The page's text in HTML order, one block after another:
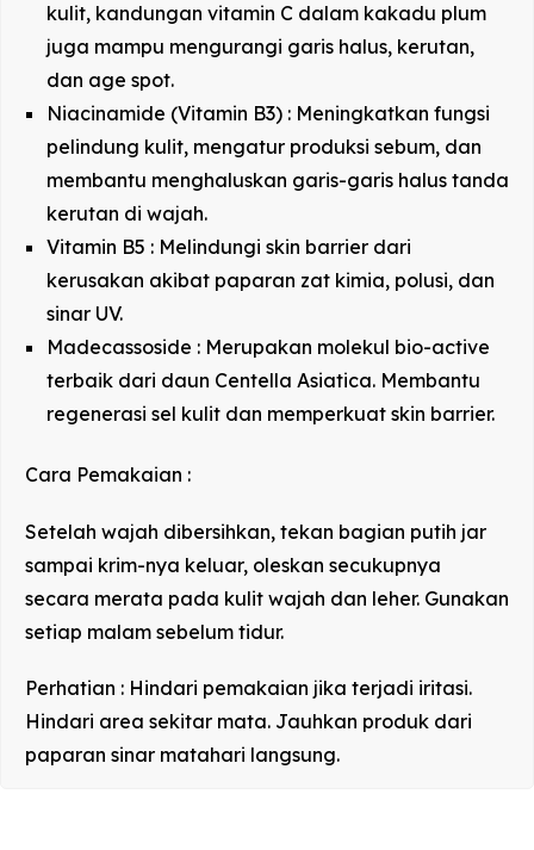
kulit, kandungan vitamin C dalam kakadu plum
juga mampu mengurangi garis halus, kerutan,
dan age spot.
Niacinamide (Vitamin B3) : Meningkatkan fungsi
pelindung kulit, mengatur produksi sebum, dan
membantu menghaluskan garis-garis halus tanda
kerutan di wajah.
Vitamin B5 : Melindungi skin barrier dari
kerusakan akibat paparan zat kimia, polusi, dan
sinar UV.
Madecassoside : Merupakan molekul bio-active
terbaik dari daun Centella Asiatica. Membantu
regenerasi sel kulit dan memperkuat skin barrier.
Cara Pemakaian :
Setelah wajah dibersihkan, tekan bagian putih jar
sampai krim-nya keluar, oleskan secukupnya
secara merata pada kulit wajah dan leher. Gunakan
setiap malam sebelum tidur.
Perhatian : Hindari pemakaian jika terjadi iritasi.
Hindari area sekitar mata. Jauhkan produk dari
paparan sinar matahari langsung.